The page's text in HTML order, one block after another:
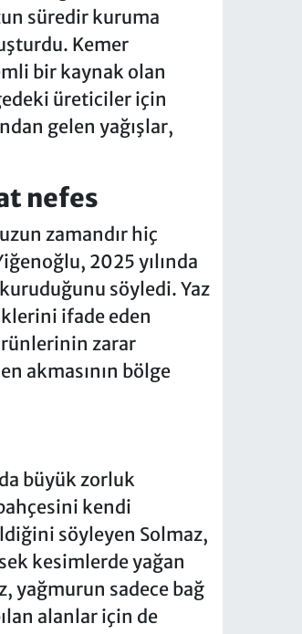
süredir kuruma
Kemer
bir kaynak olan
üreticiler için
gelen yağışlar,
nefes
zamandır hiç
2025 yılında
söyledi. Yaz
ifade eden
zarar
akmasının bölge
büyük zorluk
kendi
söyleyen Solmaz,
kesimlerde yağan
yağmurun sadece bağ
alanlar için de